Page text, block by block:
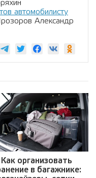
автомобилисту
Александр
Как организовать
в багажнике: